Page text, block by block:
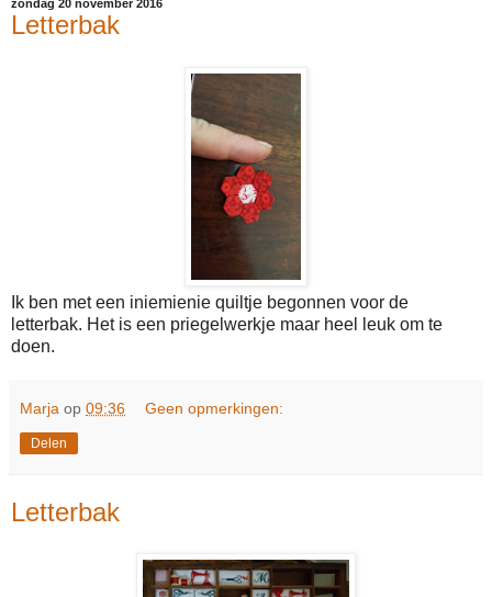
zondag 20 november 2016
Letterbak
Ik ben met een iniemienie quiltje begonnen voor de
letterbak. Het is een priegelwerkje maar heel leuk om te
doen.
Marja op 09:36 Geen opmerkingen:
Delen
Letterbak